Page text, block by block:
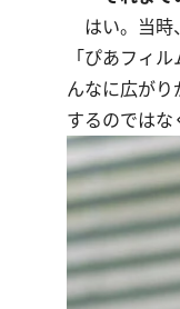
はい。当時
「ぴあフィ
んなに広が
するのではな